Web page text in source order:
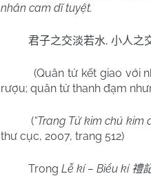
nhân cam dĩ tuyệt.
君子之交淡若水, 小人之
(Quân tử kết giao với
rượu; quân tử thanh đạm
(“Trang Tử kim chú kim
thư cục, 2007, trang 512)
Trong Lễ kí – Biểu kí禮